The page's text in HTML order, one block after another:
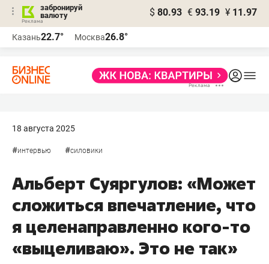
забронируй
валюту
$ 80.93 € 93.19 ¥ 11.97
Казань22.7° Москва26.8°
18 августа 2025
#интервью #силовики
Альберт Суяргулов: «Может
сложиться впечатление, что
я целенаправленно кого-то
«выцеливаю». Это не так»